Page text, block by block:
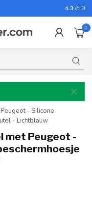
Voor
4.3 /5.0
0
- Silicone
- Lichtblauw
met Peugeot -